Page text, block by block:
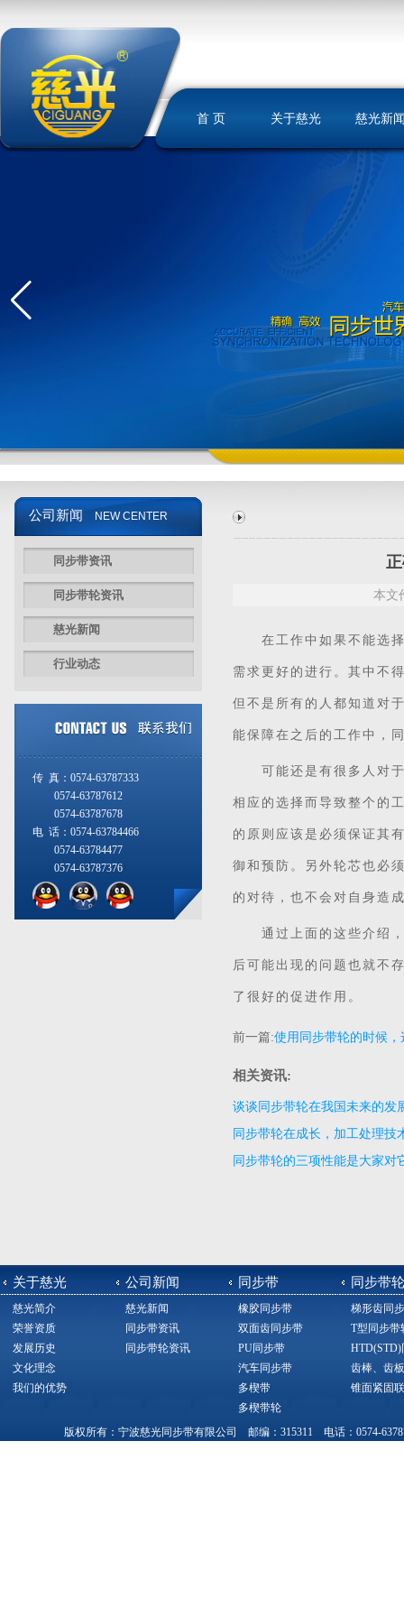
首 页 关于慈光 慈光新
公司新闻 NEW CENTER
同步带资讯
同步带轮资讯
慈光新闻
行业动态
传 真：0574-63787333
0574-63787612
0574-63787678
电 话：0574-63784466
0574-63784477
0574-63787376
本文
在工作中如果不能选择
需求更好的进行。其中不
但不是所有的人都知道对
能保障在之后的工作中，
可能还是有很多人对于
相应的选择而导致整个的
的原则应该是必须保证其
御和预防。另外轮芯也必
的对待，也不会对自身造
通过上面的这些介绍，
后可能出现的问题也就不
了很好的促进作用。
前一篇:使用同步带轮的时候
相关资讯:
谈谈同步带轮在我国未来的发
同步带轮在成长，加工处理技
同步带轮的三项性能是大家对
关于慈光
慈光简介
荣誉资质
发展历史
文化理念
我们的优势
公司新闻
慈光新闻
同步带资讯
同步带轮资讯
同步带
橡胶同步带
双面齿同步带
PU同步带
汽车同步带
多楔带
多楔带轮
同步带轮
梯形齿同
T型同步带
齿棒、齿板
锥面紧固
版权所有：宁波慈光同步带有限公司 邮编：315311 电话：0574-